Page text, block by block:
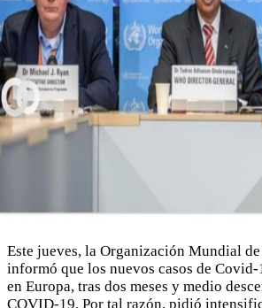
Este jueves, la Organización Mundial
informó que los nuevos casos de
en Europa, tras dos meses y medio
COVID-19. Por tal razón, pidió